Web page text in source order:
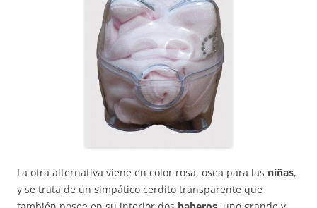
La otra alternativa viene en color rosa, osea para las niñas,
y se trata de un simpático cerdito transparente que